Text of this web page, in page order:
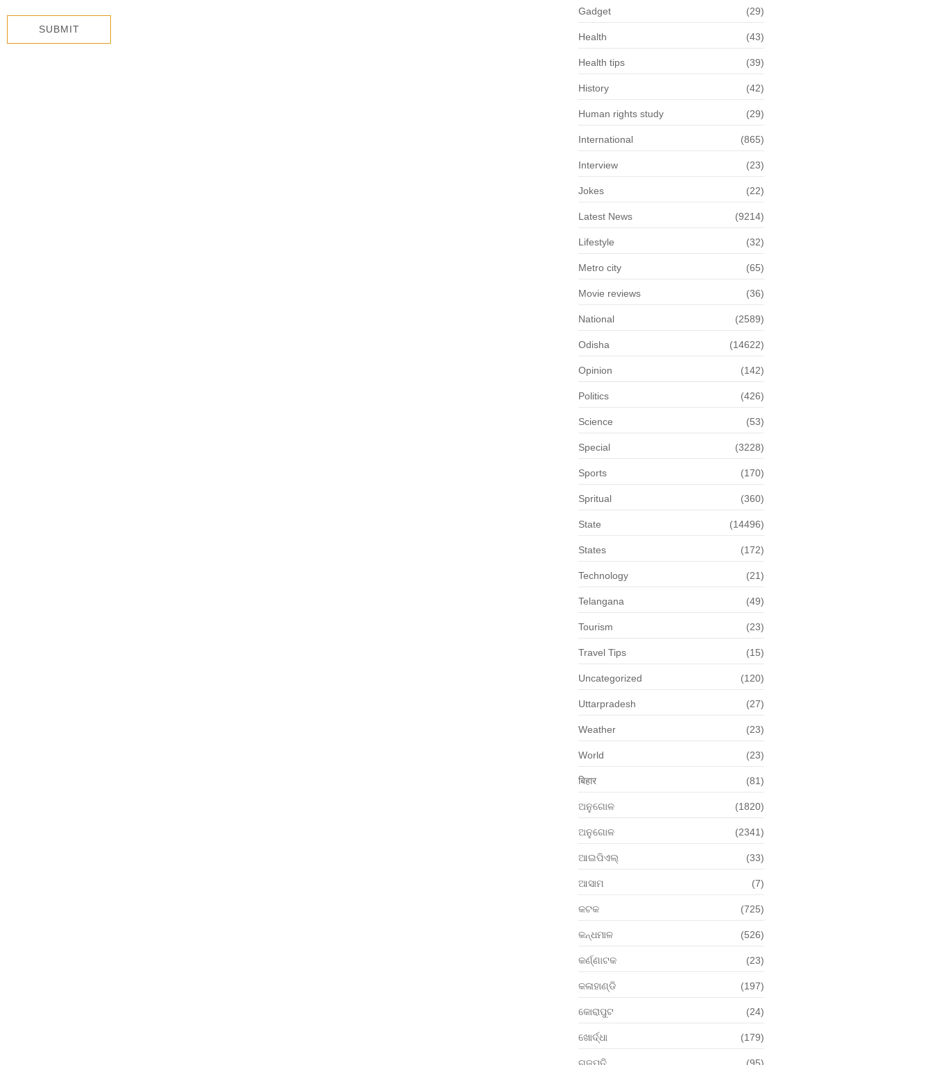
Gadget (29)
Health (43)
Health tips (39)
History (42)
Human rights study (29)
International (865)
Interview (23)
Jokes (22)
Latest News (9214)
Lifestyle (32)
Metro city (65)
Movie reviews (36)
National (2589)
Odisha (14622)
Opinion (142)
Politics (426)
Science (53)
Special (3228)
Sports (170)
Spritual (360)
State (14496)
States (172)
Technology (21)
Telangana (49)
Tourism (23)
Travel Tips (15)
Uncategorized (120)
Uttarpradesh (27)
Weather (23)
World (23)
बिहार (81)
ଅନୁଗୋଳ (1820)
ଅନୁଗୋଳ (2341)
ଆଇପିଏଲ୍ (33)
ଆସାମ (7)
କଟକ (725)
କନ୍ଧମାଳ (526)
କର୍ଣ୍ଣାଟକ (23)
କଳାହାଣ୍ଡି (197)
କୋରାପୁଟ (24)
ଖୋର୍ଦ୍ଧା (179)